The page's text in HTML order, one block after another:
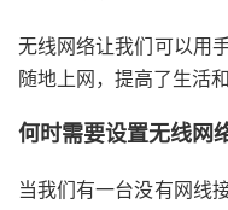
无线网络让我们可以用
随地上网，提高了生活
何时需要设置无线网
当我们有一台没有网线